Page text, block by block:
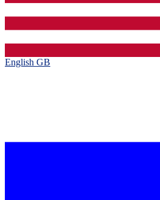
English GB‎